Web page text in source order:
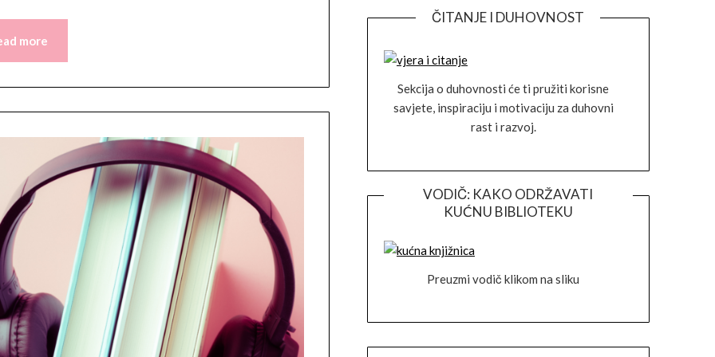
more
ČITANJE I DUHOVNOST
Sekcija o duhovnosti će ti pružiti korisne
savjete, inspiraciju i motivaciju za duhovni
rast i razvoj.
VODIČ: KAKO ODRŽAVATI
KUĆNU BIBLIOTEKU
Preuzmi vodič klikom na sliku